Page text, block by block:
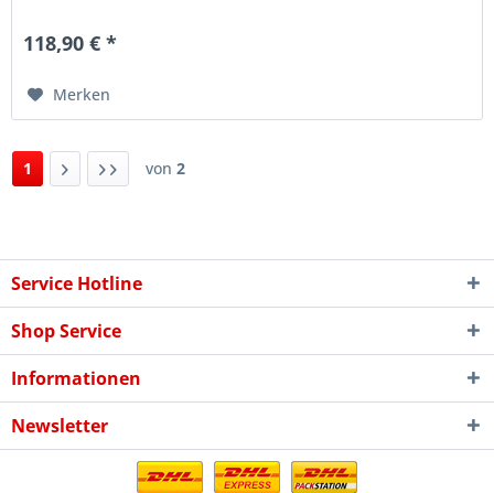
118,90 € *
Merken
1 von 2
Service Hotline
Shop Service
Informationen
Newsletter